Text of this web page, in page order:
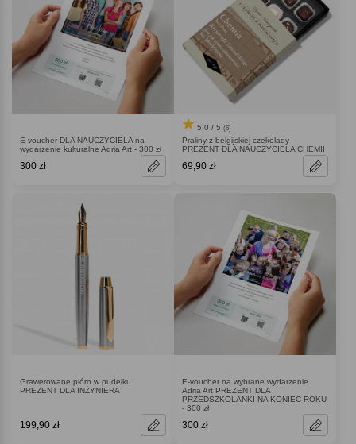
E-voucher DLA NAUCZYCIELA na
wydarzenie kulturalne Adria Art - 300 zł
300 zł
5.0 / 5 (6)
Praliny z belgijskiej czekolady
PREZENT DLA NAUCZYCIELA CHEMII
69,90 zł
Grawerowane pióro w pudełku
PREZENT DLA INŻYNIERA
199,90 zł
E-voucher na wybrane wydarzenie
Adria Art PREZENT DLA
PRZEDSZKOLANKI NA KONIEC ROKU
- 300 zł
300 zł